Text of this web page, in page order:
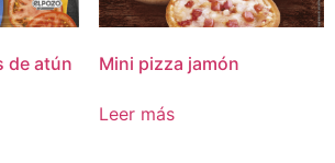
de atún Mini pizza jamón
Leer más